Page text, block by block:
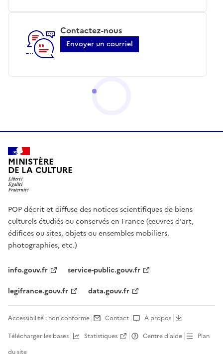
Contactez-nous
Envoyer un courriel
MINISTÈRE
DE LA CULTURE
POP décrit et diffuse des notices scientifiques de biens
culturels étudiés ou conservés en France (œuvres d'art,
édifices ou sites, objets ou ensembles mobiliers,
photographies, etc.)
info.gouv.fr
service-public.gouv.fr
legifrance.gouv.fr
data.gouv.fr
Accessibilité : non conforme Contact
À propos
Télécharger les bases
Statistiques Centre d’aide
Plan
du site